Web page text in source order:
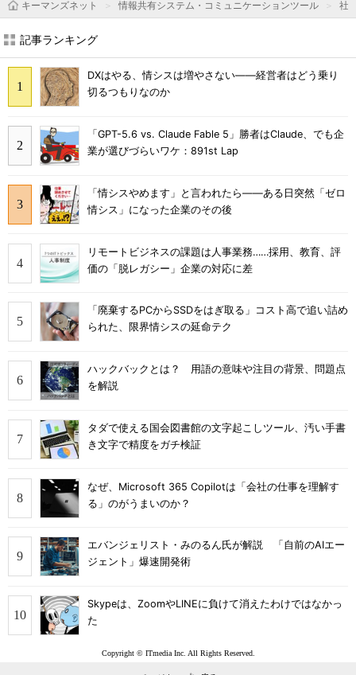
キーマンズネット
情報共有システム・コミュニケーションツール 社
記事ランキング
DXはやる、情シスは増やさない――経営者はどう乗り
切るつもりなのか
「GPT-5.6 vs. Claude Fable 5」勝者はClaude、でも企
業が選びづらいワケ：891st Lap
「情シスやめます」と言われたら――ある日突然「ゼロ
情シス」になった企業のその後
リモートビジネスの課題は人事業務……採用、教育、評
価の「脱レガシー」企業の対応に差
「廃棄するPCからSSDをはぎ取る」コスト高で追い詰め
られた、限界情シスの延命テク
ハックバックとは？ 用語の意味や注目の背景、問題点
を解説
タダで使える国会図書館の文字起こしツール、汚い手書
き文字で精度をガチ検証
なぜ、Microsoft 365 Copilotは「会社の仕事を理解す
る」のがうまいのか？
エバンジェリスト・みのるん氏が解説 「自前のAIエー
ジェント」爆速開発術
Skypeは、ZoomやLINEに負けて消えたわけではなかっ
た
Copyright © ITmedia Inc. All Rights Reserved.